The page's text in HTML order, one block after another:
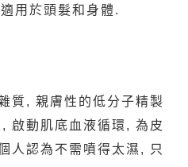
用於頭髮和身體.
質, 親膚性的低分子精製
啟動肌底血液循環, 為皮
人認為不需噴得太濕, 只